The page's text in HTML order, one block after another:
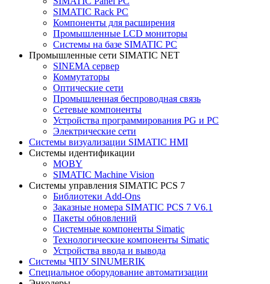
SIMATIC Rack PC
Компоненты для расширения
Промышленные LCD мониторы
Системы на базе SIMATIC PC
Промышленные сети SIMATIC NET
SINEMA сервер
Коммутаторы
Оптические сети
Промышленная беспроводная связь
Сетевые компоненты
Устройства программирования PG и PC
Электрические сети
Системы визуализации SIMATIC HMI
Системы идентификации
MOBY
SIMATIC Machine Vision
Системы управления SIMATIC PCS 7
Библиотеки Add-Ons
Заказные номера SIMATIC PCS 7 V6.1
Пакеты обновлений
Системные компоненты Simatic
Технологические компоненты Simatic
Устройства ввода и вывода
Системы ЧПУ SINUMERIK
Специальное оборудование автоматизации